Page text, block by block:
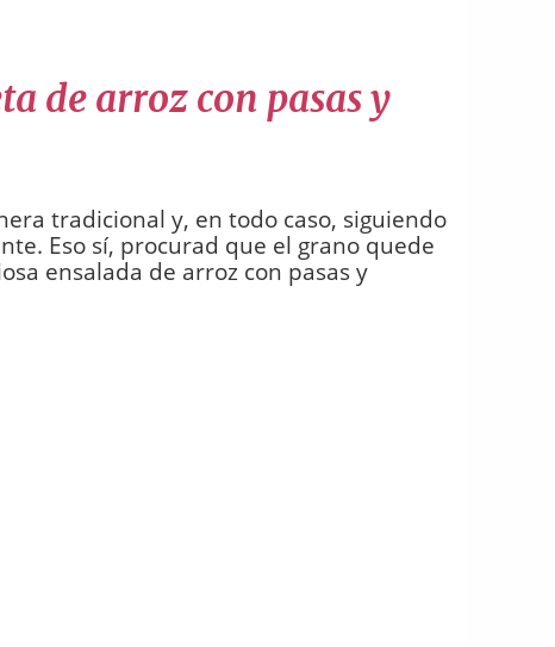
de arroz con pasas y
tradicional y, en todo caso, siguiendo
Eso sí, procurad que el grano quede
ensalada de arroz con pasas y